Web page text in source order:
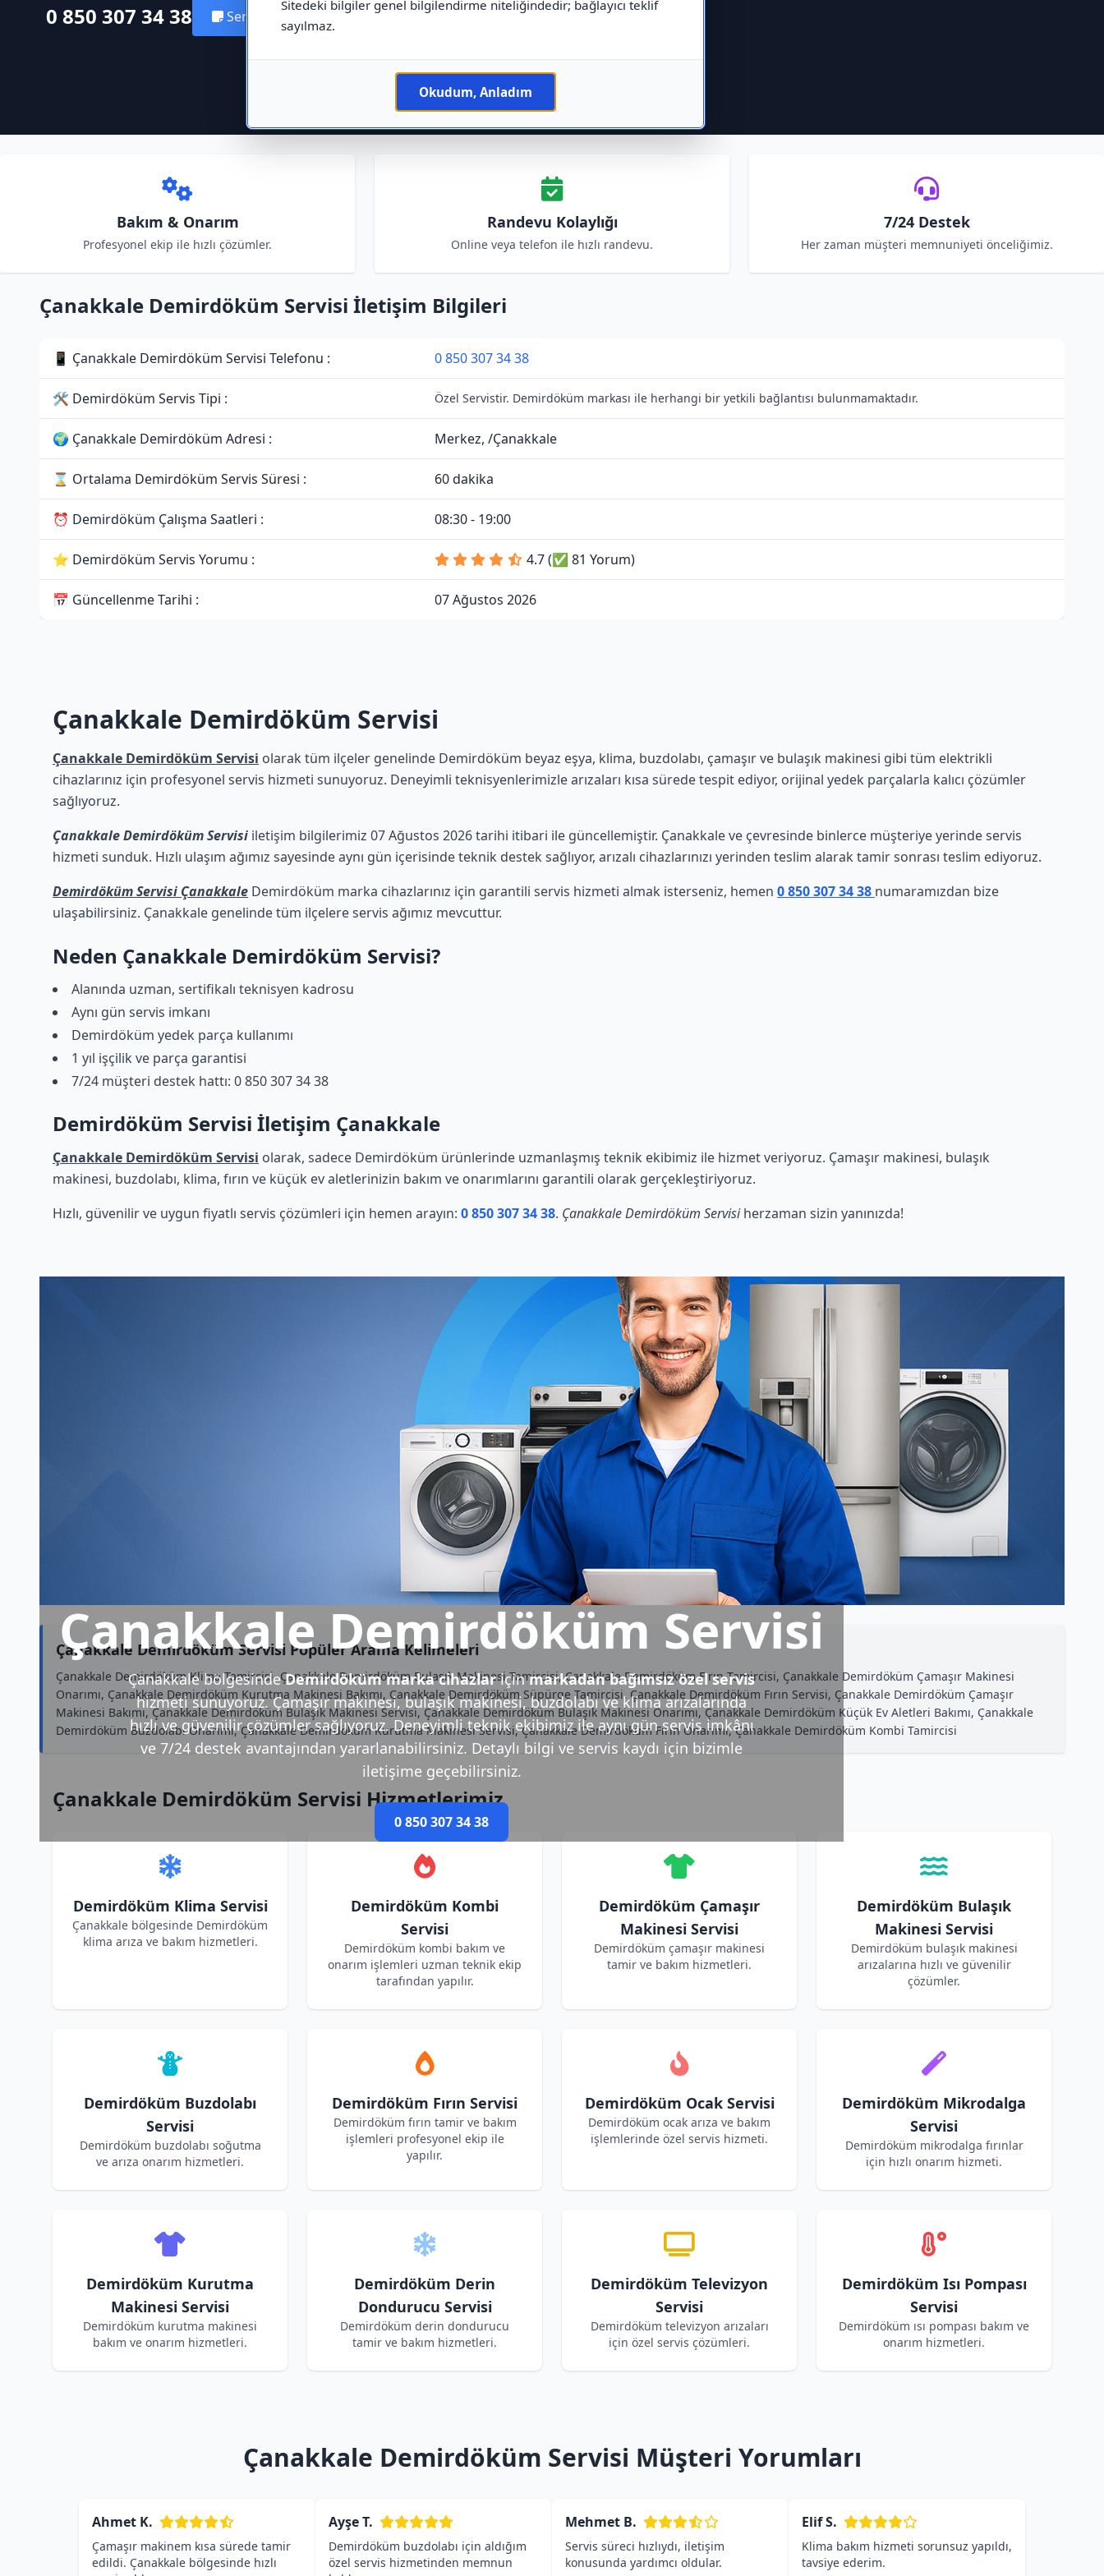
Sitedeki bilgiler genel bilgilendirme niteliğindedir; bağlayıcı teklif
sayılmaz.
Okudum, Anladım
0 850 307 34 38 Servis Kaydı Oluştur
Bakım & Onarım
Profesyonel ekip ile hızlı çözümler.
Randevu Kolaylığı
Online veya telefon ile hızlı randevu.
7/24 Destek
Her zaman müşteri memnuniyeti önceliğimiz.
Çanakkale Demirdöküm Servisi İletişim Bilgileri
📱 Çanakkale Demirdöküm Servisi Telefonu : 0 850 307 34 38
🛠 Demirdöküm Servis Tipi : Özel Servistir. Demirdöküm markası ile herhangi bir yetkili bağlantısı bulunmamaktadır.
🌍 Çanakkale Demirdöküm Adresi : Merkez, /Çanakkale
⌛ Ortalama Demirdöküm Servis Süresi : 60 dakika
⏰ Demirdöküm Çalışma Saatleri : 08:30 - 19:00
⭐ Demirdöküm Servis Yorumu : 4.7 (✅ 81 Yorum)
📅 Güncellenme Tarihi : 07 Ağustos 2026
Çanakkale Demirdöküm Servisi
Çanakkale Demirdöküm Servisi olarak tüm ilçeler genelinde Demirdöküm beyaz eşya, klima, buzdolabı, çamaşır ve bulaşık makinesi gibi tüm elektrikli
cihazlarınız için profesyonel servis hizmeti sunuyoruz. Deneyimli teknisyenlerimizle arızaları kısa sürede tespit ediyor, orijinal yedek parçalarla kalıcı çözümler
sağlıyoruz.
Çanakkale Demirdöküm Servisi iletişim bilgilerimiz 07 Ağustos 2026 tarihi itibari ile güncellemiştir. Çanakkale ve çevresinde binlerce müşteriye yerinde servis
hizmeti sunduk. Hızlı ulaşım ağımız sayesinde aynı gün içerisinde teknik destek sağlıyor, arızalı cihazlarınızı yerinden teslim alarak tamir sonrası teslim ediyoruz.
Demirdöküm Servisi Çanakkale Demirdöküm marka cihazlarınız için garantili servis hizmeti almak isterseniz, hemen 0 850 307 34 38 numaramızdan bize
ulaşabilirsiniz. Çanakkale genelinde tüm ilçelere servis ağımız mevcuttur.
Neden Çanakkale Demirdöküm Servisi?
Alanında uzman, sertifikalı teknisyen kadrosu
Aynı gün servis imkanı
Demirdöküm yedek parça kullanımı
1 yıl işçilik ve parça garantisi
7/24 müşteri destek hattı: 0 850 307 34 38
Demirdöküm Servisi İletişim Çanakkale
Çanakkale Demirdöküm Servisi olarak, sadece Demirdöküm ürünlerinde uzmanlaşmış teknik ekibimiz ile hizmet veriyoruz. Çamaşır makinesi, bulaşık
makinesi, buzdolabı, klima, fırın ve küçük ev aletlerinizin bakım ve onarımlarını garantili olarak gerçekleştiriyoruz.
Hızlı, güvenilir ve uygun fiyatlı servis çözümleri için hemen arayın: 0 850 307 34 38. Çanakkale Demirdöküm Servisiherzaman sizin yanınızda!
Çanakkale Demirdöküm Servisi
Çanakkale bölgesindeDemirdöküm marka cihazlariçinmarkadan bağımsız özel servis
hizmeti sunuyoruz. Çamaşır makinesi, bulaşık makinesi, buzdolabı ve klima arızalarında
hızlı ve güvenilir çözümler sağlıyoruz. Deneyimli teknik ekibimiz ile aynı gün servis imkânı
ve 7/24 destek avantajından yararlanabilirsiniz. Detaylı bilgi ve servis kaydı için bizimle
iletişime geçebilirsiniz.
0 850 307 34 38
Çanakkale Demirdöküm Servisi Popüler Arama Kelimeleri
Çanakkale Demirdöküm Klima Tamircisi, Çanakkale Demirdöküm Bulaşık Makinesi Tamircisi, Çanakkale Demirdöküm Fırın Tamircisi, Çanakkale Demirdöküm Çamaşır Makinesi
Onarımı, Çanakkale Demirdöküm Kurutma Makinesi Bakımı, Çanakkale Demirdöküm Süpürge Tamircisi, Çanakkale Demirdöküm Fırın Servisi, Çanakkale Demirdöküm Çamaşır
Makinesi Bakımı, Çanakkale Demirdöküm Bulaşık Makinesi Servisi, Çanakkale Demirdöküm Bulaşık Makinesi Onarımı, Çanakkale Demirdöküm Küçük Ev Aletleri Bakımı, Çanakkale
Demirdöküm Buzdolabı Onarımı, Çanakkale Demirdöküm Kurutma Makinesi Servisi, Çanakkale Demirdöküm Fırın Onarımı, Çanakkale Demirdöküm Kombi Tamircisi
Çanakkale Demirdöküm Servisi Hizmetlerimiz
Demirdöküm Klima Servisi
Çanakkale bölgesinde Demirdöküm
klima arıza ve bakım hizmetleri.
Demirdöküm Kombi
Servisi
Demirdöküm kombi bakım ve
onarım işlemleri uzman teknik ekip
tarafından yapılır.
Demirdöküm Çamaşır
Makinesi Servisi
Demirdöküm çamaşır makinesi
tamir ve bakım hizmetleri.
Demirdöküm Bulaşık
Makinesi Servisi
Demirdöküm bulaşık makinesi
arızalarına hızlı ve güvenilir
çözümler.
Demirdöküm Buzdolabı
Servisi
Demirdöküm buzdolabı soğutma
ve arıza onarım hizmetleri.
Demirdöküm Fırın Servisi
Demirdöküm fırın tamir ve bakım
işlemleri profesyonel ekip ile
yapılır.
Demirdöküm Ocak Servisi
Demirdöküm ocak arıza ve bakım
işlemlerinde özel servis hizmeti.
Demirdöküm Mikrodalga
Servisi
Demirdöküm mikrodalga fırınlar
için hızlı onarım hizmeti.
Demirdöküm Kurutma
Makinesi Servisi
Demirdöküm kurutma makinesi
bakım ve onarım hizmetleri.
Demirdöküm Derin
Dondurucu Servisi
Demirdöküm derin dondurucu
tamir ve bakım hizmetleri.
Demirdöküm Televizyon
Servisi
Demirdöküm televizyon arızaları
için özel servis çözümleri.
Demirdöküm Isı Pompası
Servisi
Demirdöküm ısı pompası bakım ve
onarım hizmetleri.
Çanakkale Demirdöküm Servisi Müşteri Yorumları
Ahmet K.
Çamaşır makinem kısa sürede tamir
edildi. Çanakkale bölgesinde hızlı
Ayşe T.
Demirdöküm buzdolabı için aldığım
özel servis hizmetinden memnun
Mehmet B.
Servis süreci hızlıydı, iletişim
konusunda yardımcı oldular.
Elif S.
Klima bakım hizmeti sorunsuz yapıldı,
tavsiye ederim.